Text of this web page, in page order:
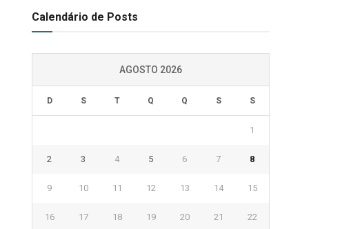
Calendário de Posts
AGOSTO 2026
D S T Q Q S S
1
2 3 4 5 6 7 8
9 10 11 12 13 14 15
16 17 18 19 20 21 22